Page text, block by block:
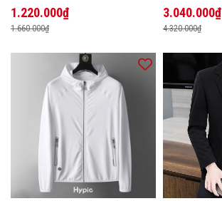
1.220.000₫
1.660.000₫
3.040.000₫
4.320.000₫